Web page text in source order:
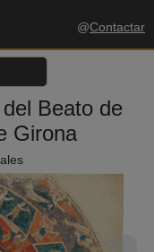
@Contactar
Beato de
Girona